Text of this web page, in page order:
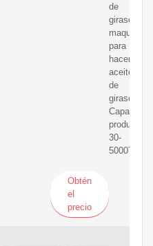
de
girasol,
maquina
para
hacer
aceite
de
girasol
Capacidad
productiva:
30-
5000T/D
Obtén
el
precio